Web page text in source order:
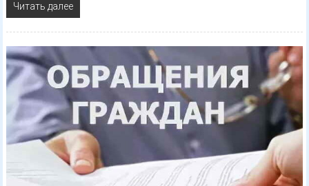
Читать далее